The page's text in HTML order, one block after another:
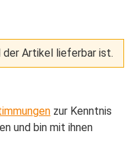
der Artikel lieferbar ist.
zur Kenntnis
und bin mit ihnen